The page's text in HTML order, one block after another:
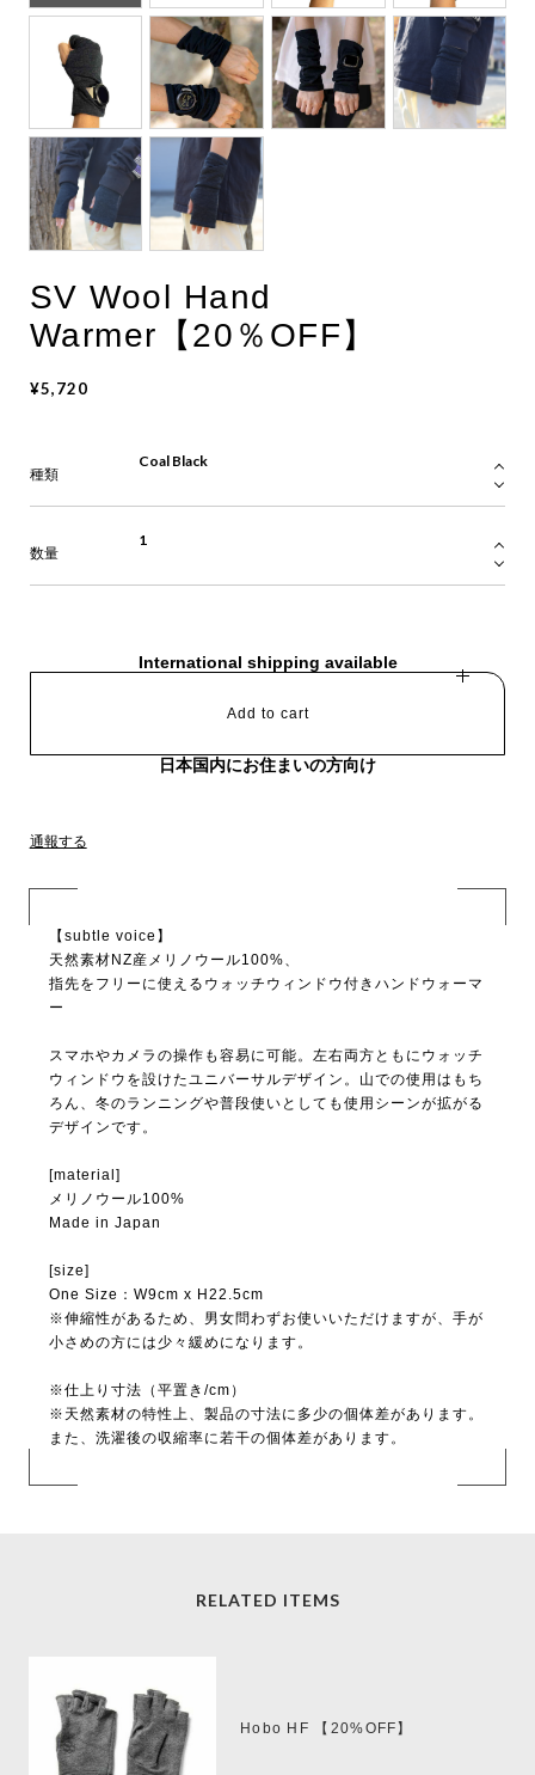
SV Wool Hand
Warmer【20％OFF】
¥5,720
種類
数量
International shipping available
Add to cart
日本国内にお住まいの方向け
通報する
【subtle voice】
天然素材NZ産メリノウール100%、
指先をフリーに使えるウォッチウィンドウ付きハンドウォーマ
ー
スマホやカメラの操作も容易に可能。左右両方ともにウォッチ
ウィンドウを設けたユニバーサルデザイン。山での使用はもち
ろん、冬のランニングや普段使いとしても使用シーンが拡がる
デザインです。
[material]
メリノウール100%
Made in Japan
[size]
One Size：W9cm x H22.5cm
※伸縮性があるため、男女問わずお使いいただけますが、手が
小さめの方には少々緩めになります。
※仕上り寸法（平置き/cm）
※天然素材の特性上、製品の寸法に多少の個体差があります。
また、洗濯後の収縮率に若干の個体差があります。
RELATED ITEMS
Hobo HF 【20%OFF】